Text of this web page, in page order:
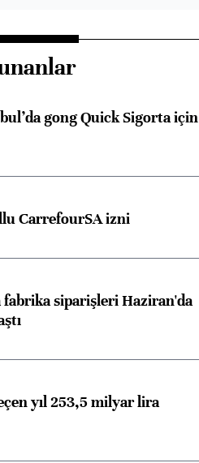
gong Quick Sigorta için
CarrefourSA izni
fabrika siparişleri Haziran'da
yıl 253,5 milyar lira